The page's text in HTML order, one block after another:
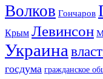
Волков Гончаров
Крым Левинсон
Украина
госдума гражданское